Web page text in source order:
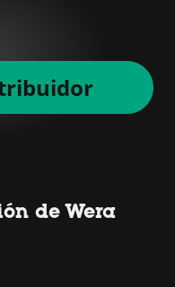
de Wera